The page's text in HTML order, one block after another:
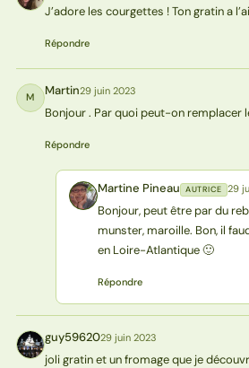
J’adore les courgettes ! Ton gratin a
Répondre
M Martin29 juin 2023
Bonjour . Par quoi peut-on remplacer
Répondre
MP Martine Pineau AUTRICE 29
Bonjour, peut être par du
munster, maroille. Bon, il
en Loire-Atlantique 🙂
Répondre
G guy5962029 juin 2023
joli gratin et un fromage que je